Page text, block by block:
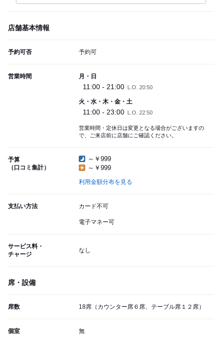
店舗基本情報
予約可否 予約可
営業時間 月・日
11:00 - 21:00 L.O. 20:50
火・水・木・金・土
11:00 - 23:00 L.O. 22:50
営業時間・定休日は変更となる場合がございますの
で、ご来店前に店舗にご確認ください。
予算
（口コミ集計）
～￥999
～￥999
利用金額分布を見る
支払い方法 カード不可
電子マネー可
サービス料・
チャージ
なし
席・設備
席数 18席（カウンター席６席、テーブル席１２席）
個室 無